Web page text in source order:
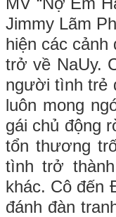
Jimmy Lãm
hiện các
trở về NaUy.
người tình trẻ
luôn mong
gái chủ động
tổn thương
tình trở
khác. Cô đến
đánh đàn